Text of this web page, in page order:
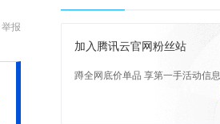
举报
加入腾讯云官网粉丝站
蹲全网底价单品 享第一手活动信息